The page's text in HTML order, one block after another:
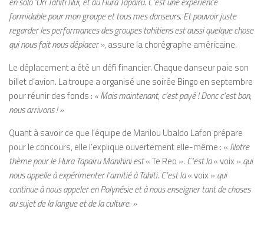
formidable pour mon groupe et tous mes danseurs. Et pouvoir juste
regarder les performances des groupes tahitiens est aussi quelque chose
qui nous fait nous déplacer », assure la chorégraphe américaine.
Le déplacement a été un défi financier. Chaque danseur paie son
billet d’avion. La troupe a organisé une soirée Bingo en septembre
pour réunir des fonds : « Mais maintenant, c’est payé ! Donc c’est bon,
nous arrivons ! »
Quant à savoir ce que l’équipe de Marilou Ubaldo Lafon prépare
pour le concours, elle l’explique ouvertement elle-même : « Notre
thème pour le Hura Tapairu Manihini est« Te Reo ». C’est la« voix » qui
nous appelle à expérimenter l’amitié à Tahiti. C’est la« voix » qui
continue à nous appeler en Polynésie et à nous enseigner tant de choses
au sujet de la langue et de la culture. »